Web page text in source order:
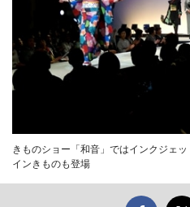
きものショー「和音」ではインクジェ
インきものも登場